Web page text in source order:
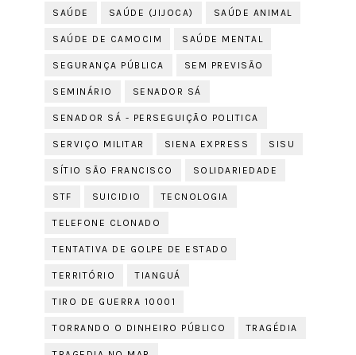
SAÚDE SAÚDE (JIJOCA) SAÚDE ANIMAL
SAÚDE DE CAMOCIM SAÚDE MENTAL
SEGURANÇA PÚBLICA SEM PREVISÃO
SEMINÁRIO SENADOR SÁ
SENADOR SÁ - PERSEGUIÇÃO POLITICA
SERVIÇO MILITAR SIENA EXPRESS SISU
SÍTIO SÃO FRANCISCO SOLIDARIEDADE
STF SUICIDIO TECNOLOGIA
TELEFONE CLONADO
TENTATIVA DE GOLPE DE ESTADO
TERRITÓRIO TIANGUÁ
TIRO DE GUERRA 10001
TORRANDO O DINHEIRO PÚBLICO TRAGÉDIA